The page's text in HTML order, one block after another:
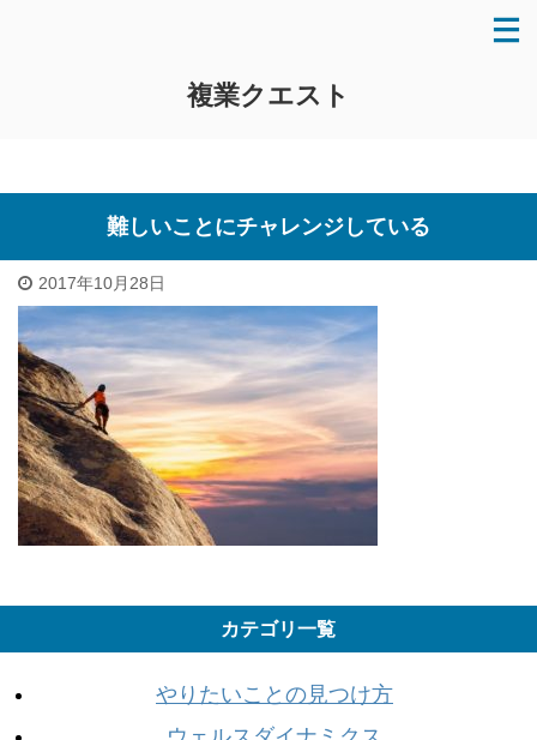
複業クエスト
難しいことにチャレンジしている
2017年10月28日
カテゴリ一覧
やりたいことの見つけ方